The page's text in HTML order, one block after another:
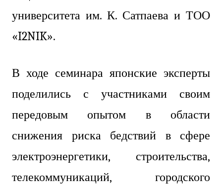
университета им. К. Сатпаева и ТОО
«I2NIK».
В ходе семинара японские эксперты
поделились с участниками своим
передовым опытом в области
снижения риска бедствий в сфере
электроэнергетики, строительства,
телекоммуникаций, городского